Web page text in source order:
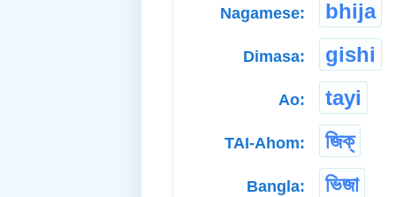
Nagamese: bhija
Dimasa: gishi
Ao: tayi
TAI-Ahom: জিক্
Bangla: ভিজা